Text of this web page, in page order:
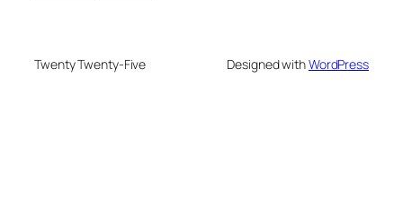
Twenty Twenty-Five Designed withWordPress